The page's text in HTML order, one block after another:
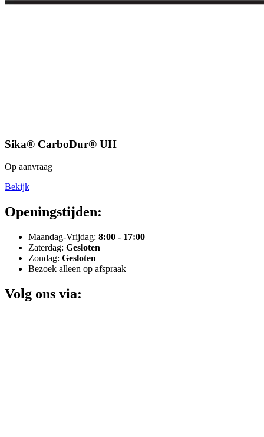
Sika® CarboDur® UH
Op aanvraag
Bekijk
Openingstijden:
Maandag-Vrijdag: 8:00 - 17:00
Zaterdag: Gesloten
Zondag: Gesloten
Bezoek alleen op afspraak
Volg ons via: